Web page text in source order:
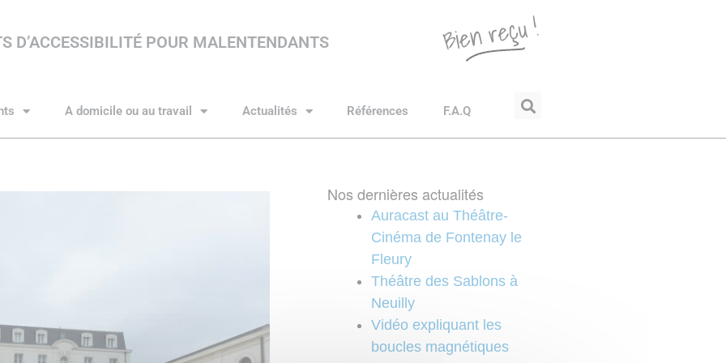
D’ACCESSIBILITÉ POUR MALENTENDANTS
A domicile ou au travail Actualités Références F.A.Q
Nos dernières actualités
Auracast au Théâtre-
Cinéma de Fontenay le
Fleury
Théâtre des Sablons à
Neuilly
Vidéo expliquant les
boucles magnétiques